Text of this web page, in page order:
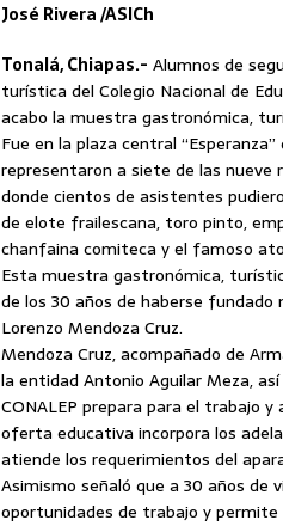
José Rivera /ASICh
Tonalá, Chiapas.- Alumnos de
turística del Colegio Nacional de
acabo la muestra gastronómica,
Fue en la plaza central
representaron a siete de las nueve
donde cientos de asistentes
de elote frailescana, toro pinto,
chanfaina comiteca y el famoso
Esta muestra gastronómica,
de los 30 años de haberse
Lorenzo Mendoza Cruz.
Mendoza Cruz, acompañado de
la entidad Antonio Aguilar Meza,
CONALEP prepara para el trabajo
oferta educativa incorpora los
atiende los requerimientos del
Asimismo señaló que a 30 años de
oportunidades de trabajo y